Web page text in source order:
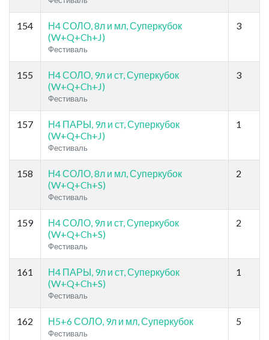
154
Н4 СОЛО, 8л и мл, Суперкубок
(W+Q+Ch+J)
Фестиваль
3
155
Н4 СОЛО, 9л и ст, Суперкубок
(W+Q+Ch+J)
Фестиваль
3
157
Н4 ПАРЫ, 9л и ст, Суперкубок
(W+Q+Ch+J)
Фестиваль
1
158
Н4 СОЛО, 8л и мл, Суперкубок
(W+Q+Ch+S)
Фестиваль
2
159
Н4 СОЛО, 9л и ст, Суперкубок
(W+Q+Ch+S)
Фестиваль
2
161
Н4 ПАРЫ, 9л и ст, Суперкубок
(W+Q+Ch+S)
Фестиваль
1
162 Н5+6 СОЛО, 9л и мл, Суперкубок
Фестиваль
5